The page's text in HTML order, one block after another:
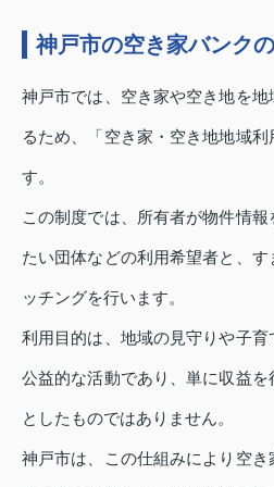
神戸市の空き家バンク
神戸市では、空き家や空き地を
るため、「空き家・空き地地域
す。
この制度では、所有者が物件情
たい団体などの利用希望者と、
ッチングを行います。
利用目的は、地域の見守りや子
公益的な活動であり、単に収益
としたものではありません。
神戸市は、この仕組みにより空